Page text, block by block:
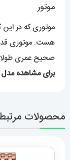
موتور
موتوری که در این
هست. موتوری
صحیح عمری
برای مشاهده
محصولات